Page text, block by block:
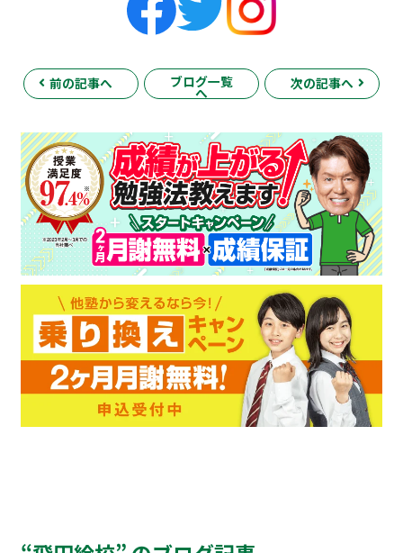
前の記事へ ブログ一覧
へ
次の記事へ